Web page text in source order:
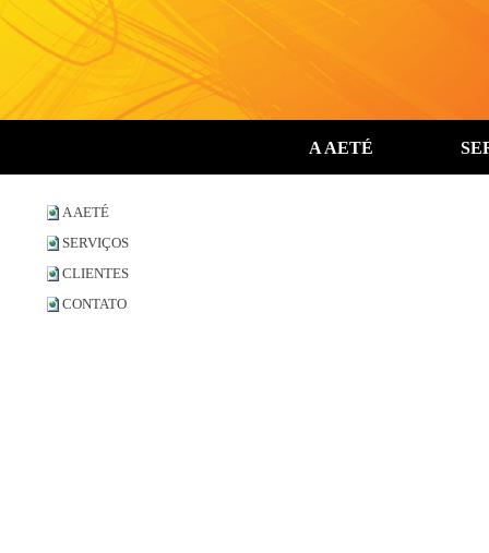
A AETÉ
A AETÉ
SERVIÇOS
CLIENTES
CONTATO